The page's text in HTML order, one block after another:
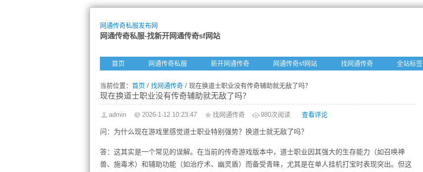
网通传奇私服发布网
网通传奇私服-找新开网通传奇sf网站
首页 网通传奇私服 新开网通传奇 网通传奇sf网站 找网通传奇 全站标签
当前位置： 首页 / 找网通传奇 / 现在换道士职业没有传奇辅助就无敌了吗？
现在换道士职业没有传奇辅助就无敌了吗？
admin 2026-1-12 10:23:47 找网通传奇 980次阅读 查看评论
问：为什么现在游戏里感觉道士职业特别强势？换道士就无敌了吗？
答：这其实是一个常见的误解。在当前的传奇游戏版本中，道士职业因其强大的生存能力（如召唤神
兽、施毒术）和辅助功能（如治疗术、幽灵盾）而备受青睐，尤其是在单人挂机打宝时表现突出。但这